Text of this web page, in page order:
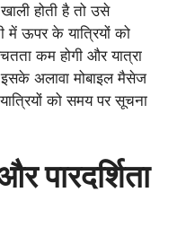
होती है तो उसे
में ऊपर के यात्रियों को
कम होगी और यात्रा
अलावा मोबाइल मैसेज
को समय पर सूचना
पारदर्शिता